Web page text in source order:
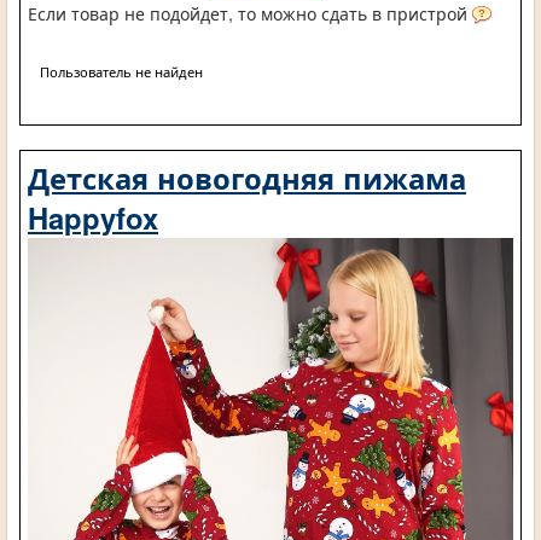
Если товар не подойдет, то можно сдать в пристрой
Пользователь не найден
Детская новогодняя пижама
Happyfox